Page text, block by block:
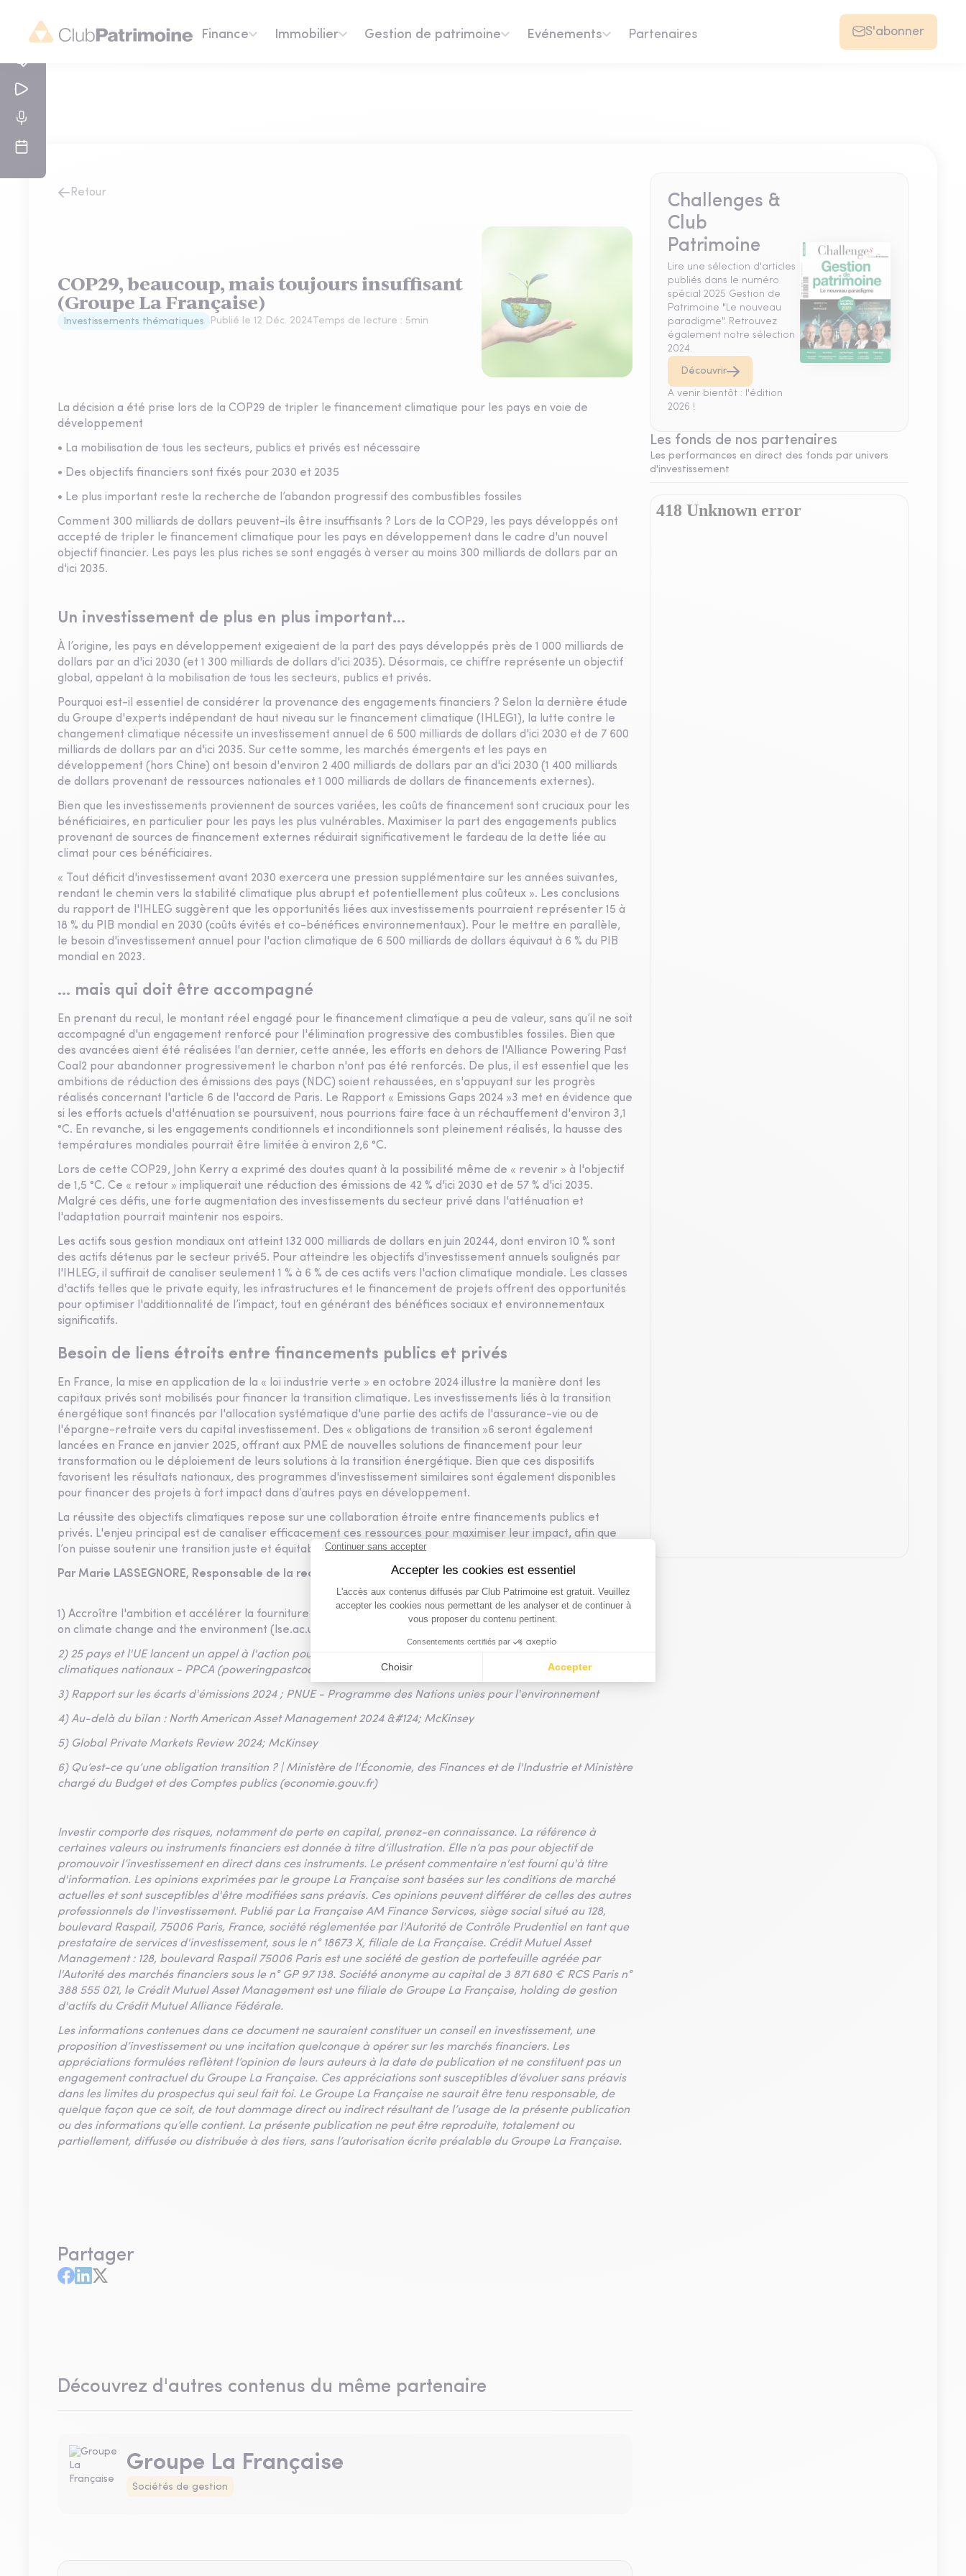
Finance Immobilier Gestion de patrimoine Evénements Partenaires S'abonner
Retour
COP29, beaucoup, mais toujours insuffisant
(Groupe La Française)
Investissements thématiques Publié le 12 Déc. 2024Temps de lecture : 5min
La décision a été prise lors de la COP29 de tripler le financement climatique pour les pays en voie de
développement
• La mobilisation de tous les secteurs, publics et privés est nécessaire
• Des objectifs financiers sont fixés pour 2030 et 2035
• Le plus important reste la recherche de l’abandon progressif des combustibles fossiles
Comment 300 milliards de dollars peuvent-ils être insuffisants ? Lors de la COP29, les pays développés ont
accepté de tripler le financement climatique pour les pays en développement dans le cadre d'un nouvel
objectif financier. Les pays les plus riches se sont engagés à verser au moins 300 milliards de dollars par an
d'ici 2035.
Un investissement de plus en plus important...
À l’origine, les pays en développement exigeaient de la part des pays développés près de 1 000 milliards de
dollars par an d'ici 2030 (et 1 300 milliards de dollars d'ici 2035). Désormais, ce chiffre représente un objectif
global, appelant à la mobilisation de tous les secteurs, publics et privés.
Pourquoi est-il essentiel de considérer la provenance des engagements financiers ? Selon la dernière étude
du Groupe d'experts indépendant de haut niveau sur le financement climatique (IHLEG1), la lutte contre le
changement climatique nécessite un investissement annuel de 6 500 milliards de dollars d'ici 2030 et de 7 600
milliards de dollars par an d'ici 2035. Sur cette somme, les marchés émergents et les pays en
développement (hors Chine) ont besoin d'environ 2 400 milliards de dollars par an d'ici 2030 (1 400 milliards
de dollars provenant de ressources nationales et 1 000 milliards de dollars de financements externes).
Bien que les investissements proviennent de sources variées, les coûts de financement sont cruciaux pour les
bénéficiaires, en particulier pour les pays les plus vulnérables. Maximiser la part des engagements publics
provenant de sources de financement externes réduirait significativement le fardeau de la dette liée au
climat pour ces bénéficiaires.
« Tout déficit d'investissement avant 2030 exercera une pression supplémentaire sur les années suivantes,
rendant le chemin vers la stabilité climatique plus abrupt et potentiellement plus coûteux ». Les conclusions
du rapport de l'IHLEG suggèrent que les opportunités liées aux investissements pourraient représenter 15 à
18 % du PIB mondial en 2030 (coûts évités et co-bénéfices environnementaux). Pour le mettre en parallèle,
le besoin d'investissement annuel pour l'action climatique de 6 500 milliards de dollars équivaut à 6 % du PIB
mondial en 2023.
… mais qui doit être accompagné
En prenant du recul, le montant réel engagé pour le financement climatique a peu de valeur, sans qu’il ne soit
accompagné d'un engagement renforcé pour l'élimination progressive des combustibles fossiles. Bien que
des avancées aient été réalisées l'an dernier, cette année, les efforts en dehors de l'Alliance Powering Past
Coal2 pour abandonner progressivement le charbon n'ont pas été renforcés. De plus, il est essentiel que les
ambitions de réduction des émissions des pays (NDC) soient rehaussées, en s'appuyant sur les progrès
réalisés concernant l'article 6 de l'accord de Paris. Le Rapport « Emissions Gaps 2024 »3 met en évidence que
si les efforts actuels d'atténuation se poursuivent, nous pourrions faire face à un réchauffement d'environ 3,1
°C. En revanche, si les engagements conditionnels et inconditionnels sont pleinement réalisés, la hausse des
températures mondiales pourrait être limitée à environ 2,6 °C.
Lors de cette COP29, John Kerry a exprimé des doutes quant à la possibilité même de « revenir » à l'objectif
de 1,5 °C. Ce « retour » impliquerait une réduction des émissions de 42 % d'ici 2030 et de 57 % d'ici 2035.
Malgré ces défis, une forte augmentation des investissements du secteur privé dans l'atténuation et
l'adaptation pourrait maintenir nos espoirs.
Les actifs sous gestion mondiaux ont atteint 132 000 milliards de dollars en juin 20244, dont environ 10 % sont
des actifs détenus par le secteur privé5. Pour atteindre les objectifs d'investissement annuels soulignés par
l'IHLEG, il suffirait de canaliser seulement 1 % à 6 % de ces actifs vers l'action climatique mondiale. Les classes
d'actifs telles que le private equity, les infrastructures et le financement de projets offrent des opportunités
pour optimiser l'additionnalité de l’impact, tout en générant des bénéfices sociaux et environnementaux
significatifs.
Besoin de liens étroits entre financements publics et privés
En France, la mise en application de la « loi industrie verte » en octobre 2024 illustre la manière dont les
capitaux privés sont mobilisés pour financer la transition climatique. Les investissements liés à la transition
énergétique sont financés par l'allocation systématique d'une partie des actifs de l'assurance-vie ou de
l'épargne-retraite vers du capital investissement. Des « obligations de transition »6 seront également
lancées en France en janvier 2025, offrant aux PME de nouvelles solutions de financement pour leur
transformation ou le déploiement de leurs solutions à la transition énergétique. Bien que ces dispositifs
favorisent les résultats nationaux, des programmes d'investissement similaires sont également disponibles
pour financer des projets à fort impact dans d’autres pays en développement.
La réussite des objectifs climatiques repose sur une collaboration étroite entre financements publics et
privés. L'enjeu principal est de canaliser efficacement ces ressources pour maximiser leur impact, afin que
l’on puisse soutenir une transition juste et équitable pour tous.
Par Marie LASSEGNORE, Responsable de la recherche ESG et crédit, Crédit Mutuel Asset Management
1) Accroître l'ambition et accélérer la fourniture de financements climatiques - Grantham Research Institute
on climate change and the environment (lse.ac.uk)
2) 25 pays et l'UE lancent un appel à l'action pour qu'aucun nouveau charbon ne figure dans les plans
climatiques nationaux - PPCA (poweringpastcoal.org)
3) Rapport sur les écarts d'émissions 2024 ; PNUE - Programme des Nations unies pour l'environnement
4) Au-delà du bilan : North American Asset Management 2024 &#124; McKinsey
5) Global Private Markets Review 2024; McKinsey
6) Qu’est-ce qu’une obligation transition ? | Ministère de l'Économie, des Finances et de l'Industrie et Ministère
chargé du Budget et des Comptes publics (economie.gouv.fr)
Investir comporte des risques, notamment de perte en capital, prenez-en connaissance. La référence à
certaines valeurs ou instruments financiers est donnée à titre d’illustration. Elle n’a pas pour objectif de
promouvoir l’investissement en direct dans ces instruments. Le présent commentaire n'est fourni qu'à titre
d'information. Les opinions exprimées par le groupe La Française sont basées sur les conditions de marché
actuelles et sont susceptibles d'être modifiées sans préavis. Ces opinions peuvent différer de celles des autres
professionnels de l'investissement. Publié par La Française AM Finance Services, siège social situé au 128,
boulevard Raspail, 75006 Paris, France, société réglementée par l'Autorité de Contrôle Prudentiel en tant que
prestataire de services d'investissement, sous le n° 18673 X, filiale de La Française. Crédit Mutuel Asset
Management : 128, boulevard Raspail 75006 Paris est une société de gestion de portefeuille agréée par
l'Autorité des marchés financiers sous le n° GP 97 138. Société anonyme au capital de 3 871 680 € RCS Paris n°
388 555 021, le Crédit Mutuel Asset Management est une filiale de Groupe La Française, holding de gestion
d'actifs du Crédit Mutuel Alliance Fédérale.
Les informations contenues dans ce document ne sauraient constituer un conseil en investissement, une
proposition d’investissement ou une incitation quelconque à opérer sur les marchés financiers. Les
appréciations formulées reflètent l’opinion de leurs auteurs à la date de publication et ne constituent pas un
engagement contractuel du Groupe La Française. Ces appréciations sont susceptibles d’évoluer sans préavis
dans les limites du prospectus qui seul fait foi. Le Groupe La Française ne saurait être tenu responsable, de
quelque façon que ce soit, de tout dommage direct ou indirect résultant de l’usage de la présente publication
ou des informations qu’elle contient. La présente publication ne peut être reproduite, totalement ou
partiellement, diffusée ou distribuée à des tiers, sans l’autorisation écrite préalable du Groupe La Française.
Partager
Découvrez d'autres contenus du même partenaire
Groupe La Française
Sociétés de gestion
Challenges &
Club
Patrimoine
Lire une sélection d'articles
publiés dans le numéro
spécial 2025 Gestion de
Patrimoine "Le nouveau
paradigme". Retrouvez
également notre sélection
2024.
Découvrir
A venir bientôt : l'édition
2026 !
Les fonds de nos partenaires
Les performances en direct des fonds par univers
d'investissement